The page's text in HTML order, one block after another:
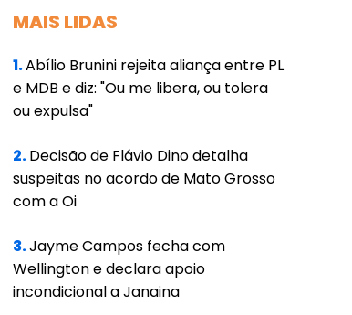
MAIS LIDAS
1.Abílio Brunini rejeita aliança entre PL
e MDB e diz: "Ou me libera, ou tolera
ou expulsa"
2.Decisão de Flávio Dino detalha
suspeitas no acordo de Mato Grosso
com a Oi
3.Jayme Campos fecha com
Wellington e declara apoio
incondicional a Janaina